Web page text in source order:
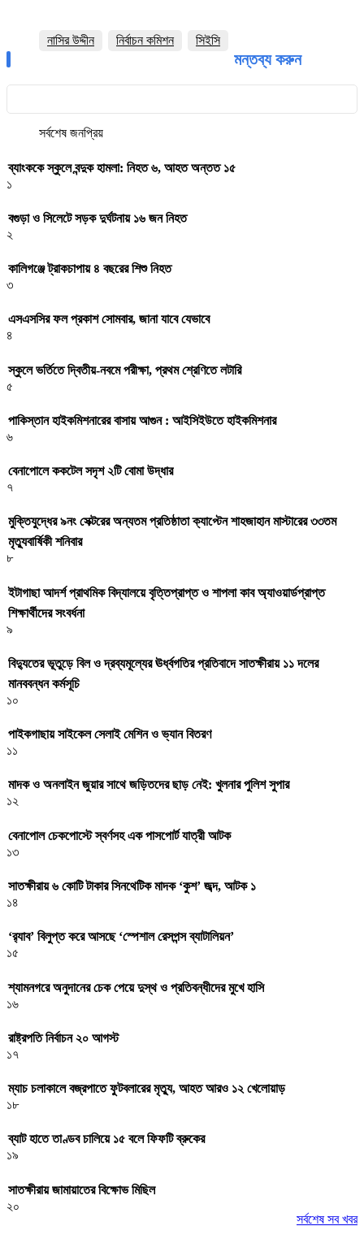
নাসির উদ্দীন নির্বাচন কমিশন সিইসি
মন্তব্য করুন
সর্বশেষ জনপ্রিয়
ব্যাংককে স্কুলে বন্দুক হামলা: নিহত ৬, আহত অন্তত ১৫
১
বগুড়া ও সিলেটে সড়ক দুর্ঘটনায় ১৬ জন নিহত
২
কালিগঞ্জে ট্রাকচাপায় ৪ বছরের শিশু নিহত
৩
এসএসসির ফল প্রকাশ সোমবার, জানা যাবে যেভাবে
৪
স্কুলে ভর্তিতে দ্বিতীয়-নবমে পরীক্ষা, প্রথম শ্রেণিতে লটারি
৫
পাকিস্তান হাইকমিশনারের বাসায় আগুন : আইসিইউতে হাইকমিশনার
৬
বেনাপোলে ককটেল সদৃশ ২টি বোমা উদ্ধার
৭
মুক্তিযুদ্ধের ৯নং সেক্টরের অন্যতম প্রতিষ্ঠাতা ক্যাপ্টেন শাহজাহান মাস্টারের ৩৩তম
মৃত্যুবার্ষিকী শনিবার
৮
ইটাগাছা আদর্শ প্রাথমিক বিদ্যালয়ে বৃত্তিপ্রাপ্ত ও শাপলা কাব অ্যাওয়ার্ডপ্রাপ্ত
শিক্ষার্থীদের সংবর্ধনা
৯
বিদ্যুতের ভূতুড়ে বিল ও দ্রব্যমূল্যের ঊর্ধ্বগতির প্রতিবাদে সাতক্ষীরায় ১১ দলের
মানববন্ধন কর্মসূচি
১০
পাইকগাছায় সাইকেল সেলাই মেশিন ও ভ্যান বিতরণ
১১
মাদক ও অনলাইন জুয়ার সাথে জড়িতদের ছাড় নেই: খুলনার পুলিশ সুপার
১২
বেনাপোল চেকপোস্টে স্বর্ণসহ এক পাসপোর্ট যাত্রী আটক
১৩
সাতক্ষীরায় ৬ কোটি টাকার সিনথেটিক মাদক ‘কুশ’ জব্দ, আটক ১
১৪
‘র‌্যাব’ বিলুপ্ত করে আসছে ‘স্পেশাল রেসপন্স ব্যাটালিয়ন’
১৫
শ্যামনগরে অনুদানের চেক পেয়ে দুস্থ ও প্রতিবন্ধীদের মুখে হাসি
১৬
রাষ্ট্রপতি নির্বাচন ২০ আগস্ট
১৭
ম্যাচ চলাকালে বজ্রপাতে ফুটবলারের মৃত্যু, আহত আরও ১২ খেলোয়াড়
১৮
ব্যাট হাতে তাণ্ডব চালিয়ে ১৫ বলে ফিফটি ব্রুকের
১৯
সাতক্ষীরায় জামায়াতের বিক্ষোভ মিছিল
২০
সর্বশেষ সব খবর